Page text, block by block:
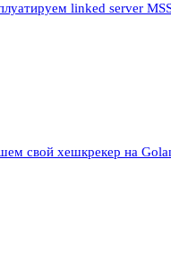
linked server
свой хешкрекер на